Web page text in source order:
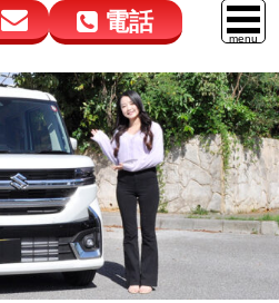
電話
花高松本店
050-5264-4432
9:00～18:00
大在店
050-5264-4433
9:00～18:00